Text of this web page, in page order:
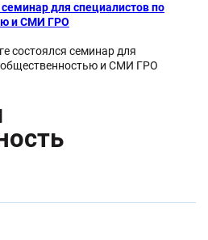
для специалистов по
и СМИ ГРО
состоялся семинар для
общественностью и СМИ ГРО